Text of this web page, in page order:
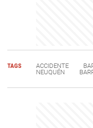
TAGS ACCIDENTE
NEUQUÉN